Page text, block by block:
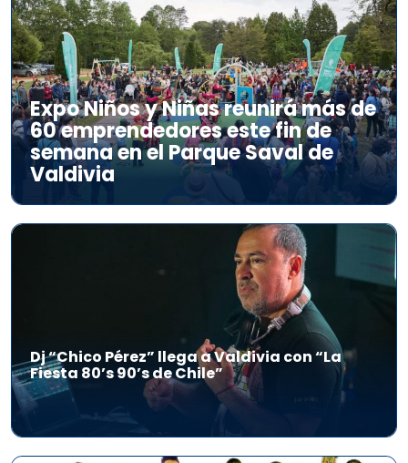
Expo Niños y Niñas reunirá más de
60 emprendedores este fin de
semana en el Parque Saval de
Valdivia
Dj “Chico Pérez” llega a Valdivia con “La
Fiesta 80’s 90’s de Chile”